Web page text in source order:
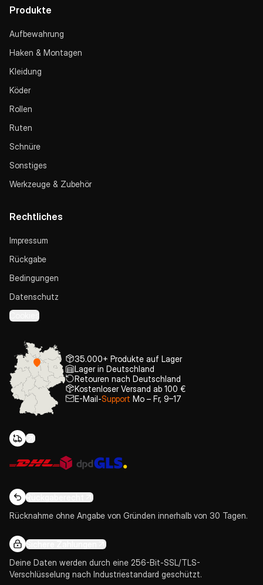
Produkte
Aufbewahrung
Haken & Montagen
Kleidung
Köder
Rollen
Ruten
Schnüre
Sonstiges
Werkzeuge & Zubehör
Rechtliches
Impressum
Rückgabe
Bedingungen
Datenschutz
Cookies
35.000+ Produkte auf Lager
Lager in Deutschland
Retouren nach Deutschland
Kostenloser Versand ab 100 €
E-Mail-Support Mo – Fr, 9–17
Rückgaberecht
Rücknahme ohne Angabe von Gründen innerhalb von 30 Tagen.
Sichere Zahlungen
Deine Daten werden durch eine 256-Bit-SSL/TLS-
Verschlüsselung nach Industriestandard geschützt.